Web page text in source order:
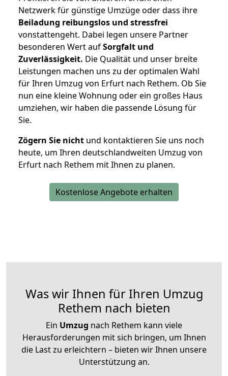
Netzwerk für günstige Umzüge oder dass ihre
Beiladung reibungslos und stressfrei
vonstattengeht. Dabei legen unsere Partner
besonderen Wert aufSorgfalt und
Zuverlässigkeit. Die Qualität und unser breite
Leistungen machen uns zu der optimalen Wahl
für Ihren Umzug von Erfurt nach Rethem. Ob Sie
nun eine kleine Wohnung oder ein großes Haus
umziehen, wir haben die passende Lösung für
Sie.
Zögern Sie nicht und kontaktieren Sie uns noch
heute, um Ihren deutschlandweiten Umzug von
Erfurt nach Rethem mit Ihnen zu planen.
Kostenlose Angebote erhalten
Was wir Ihnen für Ihren Umzug
Rethem nach bieten
Ein Umzug nach Rethem kann viele
Herausforderungen mit sich bringen, um Ihnen
die Last zu erleichtern – bieten wir Ihnen unsere
Unterstützung an.